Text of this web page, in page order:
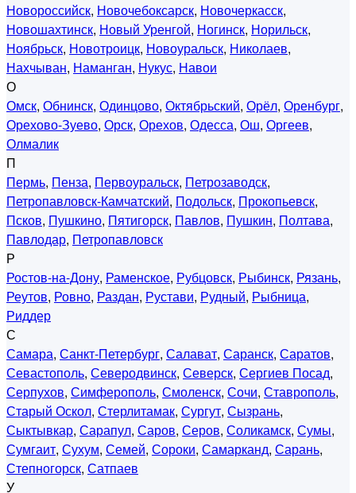
Новороссийск, Новочебоксарск, Новочеркасск,
Новошахтинск, Новый Уренгой, Ногинск, Норильск,
Ноябрьск, Новотроицк, Новоуральск, Николаев,
Нахчыван, Наманган, Нукус, Навои
О
Омск, Обнинск, Одинцово, Октябрьский, Орёл, Оренбург,
Орехово-Зуево, Орск, Орехов, Одесса, Ош, Оргеев,
Олмалик
П
Пермь, Пенза, Первоуральск, Петрозаводск,
Петропавловск-Камчатский, Подольск, Прокопьевск,
Псков, Пушкино, Пятигорск, Павлов, Пушкин, Полтава,
Павлодар, Петропавловск
Р
Ростов-на-Дону, Раменское, Рубцовск, Рыбинск, Рязань,
Реутов, Ровно, Раздан, Рустави, Рудный, Рыбница,
Риддер
С
Самара, Санкт-Петербург, Салават, Саранск, Саратов,
Севастополь, Северодвинск, Северск, Сергиев Посад,
Серпухов, Симферополь, Смоленск, Сочи, Ставрополь,
Старый Оскол, Стерлитамак, Сургут, Сызрань,
Сыктывкар, Сарапул, Саров, Серов, Соликамск, Сумы,
Сумгаит, Сухум, Семей, Сороки, Самарканд, Сарань,
Степногорск, Сатпаев
У